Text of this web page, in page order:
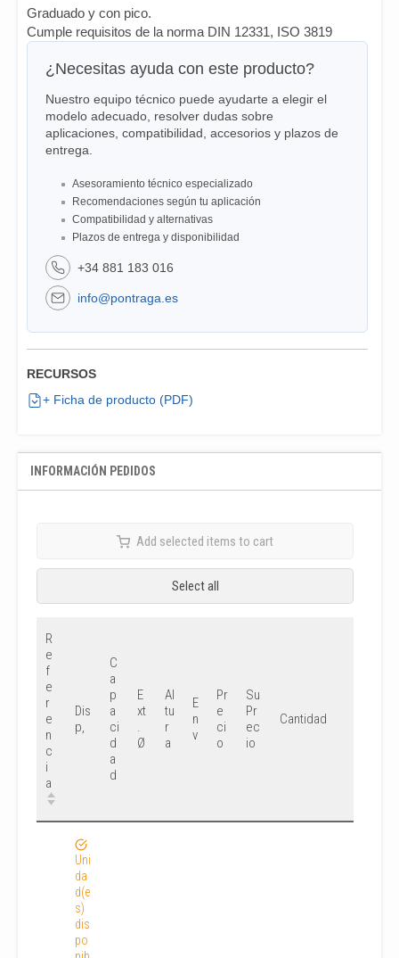
Graduado y con pico.
Cumple requisitos de la norma DIN 12331, ISO 3819
¿Necesitas ayuda con este producto?
Nuestro equipo técnico puede ayudarte a elegir el
modelo adecuado, resolver dudas sobre
aplicaciones, compatibilidad, accesorios y plazos de
entrega.
Asesoramiento técnico especializado
Recomendaciones según tu aplicación
Compatibilidad y alternativas
Plazos de entrega y disponibilidad
+34 881 183 016
info@pontraga.es
RECURSOS
+ Ficha de producto (PDF)
INFORMACIÓN PEDIDOS
Add selected items to cart
Select all
R
e
f
e
r
e
n
c
i
a
Dis
p,
C
a
p
a
ci
d
a
d
E
xt
.
Ø
Al
tu
r
a
E
n
v
Pr
e
ci
o
Su
Pr
ec
io
Cantidad
Uni
da
d(e
s)
dis
po